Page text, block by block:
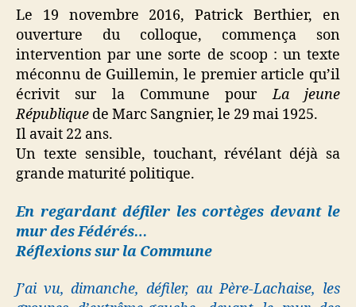
Le 19 novembre 2016, Patrick Berthier, en
ouverture du colloque, commença son
intervention par une sorte de scoop : un texte
méconnu de Guillemin, le premier article qu’il
écrivit sur la Commune pourLa jeune
République de Marc Sangnier, le 29 mai 1925.
Il avait 22 ans.
Un texte sensible, touchant, révélant déjà sa
grande maturité politique.
En regardant défiler les cortèges devant le
mur des Fédérés…
Réflexions sur la Commune
J’ai vu, dimanche, défiler, au Père-Lachaise, les